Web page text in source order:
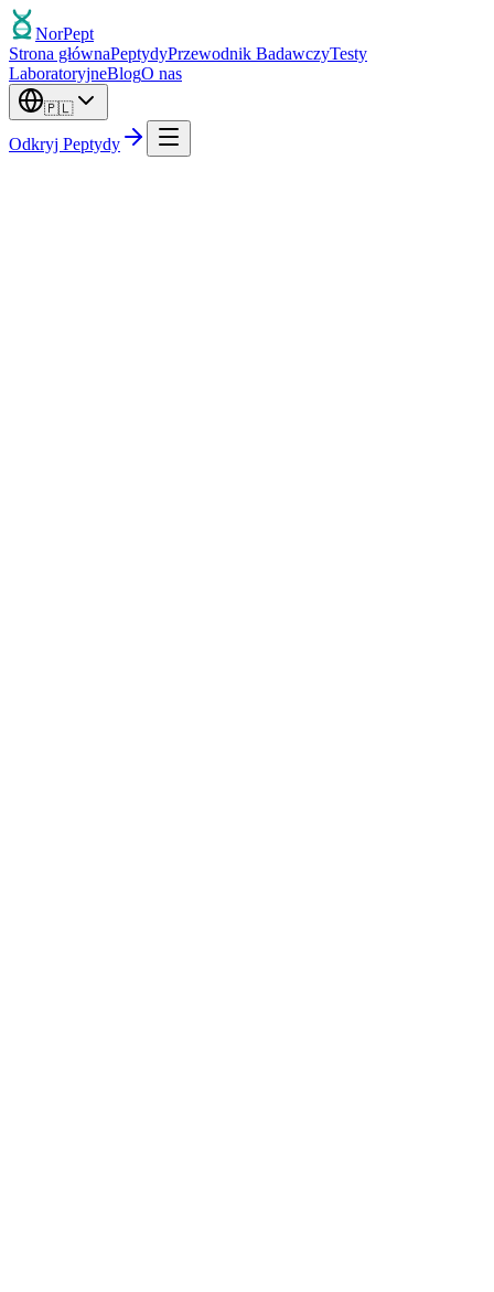
NorPept
Strona głównaPeptydyPrzewodnik BadawczyTesty
LaboratoryjneBlogO nas
🇵🇱
Odkryj Peptydy